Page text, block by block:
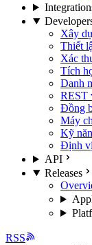
Xây
Thiết
Xác
Tích
Danh
REST
Đồng
Máy
Kỹ
Định
API
Releases
RSS